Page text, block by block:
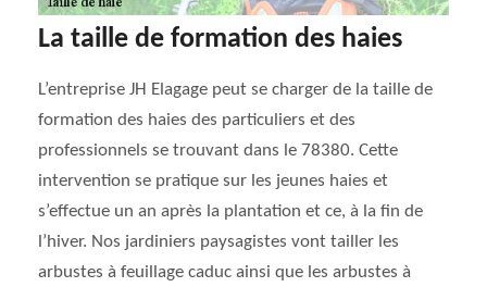
La taille de formation des haies
L’entreprise JH Elagage peut se charger de la taille de
formation des haies des particuliers et des
professionnels se trouvant dans le 78380. Cette
intervention se pratique sur les jeunes haies et
s’effectue un an après la plantation et ce, à la fin de
l’hiver. Nos jardiniers paysagistes vont tailler les
arbustes à feuillage caduc ainsi que les arbustes à